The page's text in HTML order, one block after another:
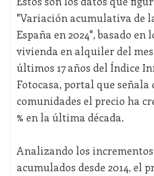
"Variación acumulativa de
España en 2024", basado en
vivienda en alquiler del
últimos 17 años del Índice
Fotocasa, portal que señala
comunidades el precio ha
% en la última década.
Analizando los
acumulados desde 2014, el